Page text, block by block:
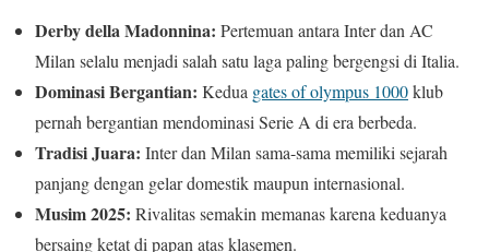
Derby della Madonnina: Pertemuan antara Inter dan AC
Milan selalu menjadi salah satu laga paling bergengsi di Italia.
Dominasi Bergantian: Kedua gates of olympus 1000klub
pernah bergantian mendominasi Serie A di era berbeda.
Tradisi Juara: Inter dan Milan sama-sama memiliki sejarah
panjang dengan gelar domestik maupun internasional.
Musim 2025: Rivalitas semakin memanas karena keduanya
bersaing ketat di papan atas klasemen.